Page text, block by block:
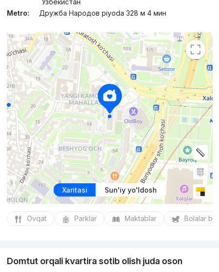
Узбекистан
Metro:
Дружба Народов piyoda 328 м 4 мин
Xaritasi Sun'iy yo'ldosh
Ovqat Parklar Maktablar Bolalar
Domtut orqali kvartira sotib olish juda oson